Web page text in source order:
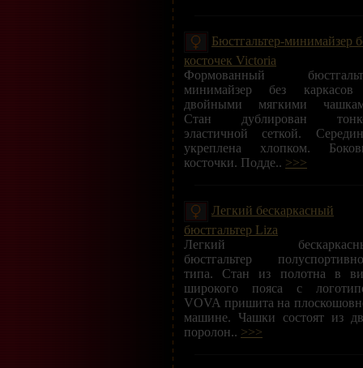
Бюстгальтер-минимайзер
косточек Victoria
Формованный
минимайзер без
двойными мягкими
Стан дублирован
эластичной сеткой.
укреплена хлопком.
косточки. Подде.. >>>
Легкий бескаркасный
бюстгальтер Liza
Легкий
бюстгальтер
типа. Стан из полотна в
широкого пояса с
VOVA пришита на
машине. Чашки состоят из
поролон.. >>>